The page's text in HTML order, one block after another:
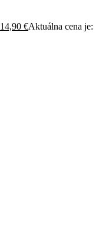
14,90 €Aktuálna cena je: